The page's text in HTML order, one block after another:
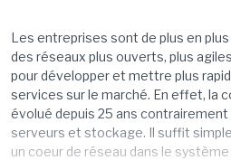
Les entreprises sont de plus en
des réseaux plus ouverts, plus
pour développer et mettre plus
services sur le marché. En effet, la
évolué depuis 25 ans
serveurs et stockage. Il suffit
un coeur de réseau dans le